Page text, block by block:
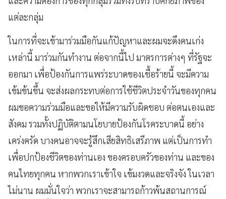
แต่ละกลุ่ม
ในการที่จะเข้ามาร่วมมือกันแก้ปัญหาและผมจะดึงคนเก่ง
เหล่านี้ มาร่วมกันทำงาน ต่อจากนี้ไป มาตรการต่างๆ ที่รัฐจะ
ออกมา เพื่อป้องกันการแพร่ระบาดของเชื้อร้ายนี้ จะมีความ
เข้มข้นขึ้น จะส่งผลกระทบต่อการใช้ชีวิตประจำวันของทุกคน
ผมขอความร่วมมือและขอให้มีความรับผิดชอบ ต่อตนเองและ
สังคม รวมทั้งปฏิบัติตามนโยบายป้องกันโรคระบาดนี้ อย่าง
เคร่งครัด บางคนอาจจะรู้สึกเสียสิทธิเสรีภาพ แต่เป็นการทำ
เพื่อปกป้องชีวิตของท่านเอง ของครอบครัวของท่าน และของ
คนไทยทุกคน หากพวกเราเข้าใจ เข้มงวดและจริงจัง ในเวลา
ไม่นาน ผมมั่นใจว่า พวกเราจะสามารถก้าวพ้นสถานการณ์